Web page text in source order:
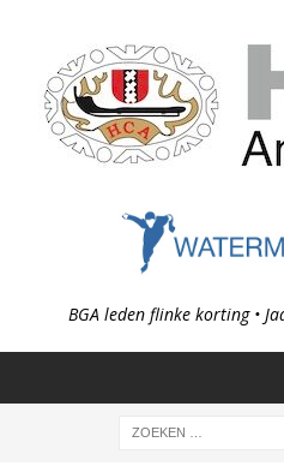
BGA leden flinke korting •